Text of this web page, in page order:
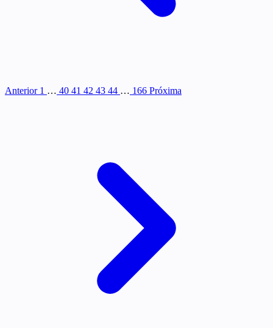
Anterior 1 … 40 41 42 43 44 … 166 Próxima